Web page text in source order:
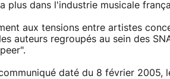
plus dans l'industrie musicale
aux tensions entre artistes
auteurs regroupés au sein des
daté du 8 février